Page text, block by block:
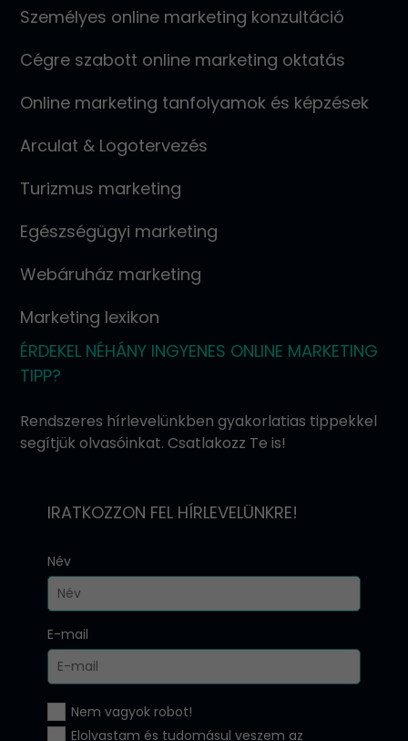
Személyes online marketing konzultáció
Cégre szabott online marketing oktatás
Online marketing tanfolyamok és képzések
Arculat & Logotervezés
Turizmus marketing
Egészségügyi marketing
Webáruház marketing
Marketing lexikon
ÉRDEKEL NÉHÁNY INGYENES ONLINE MARKETING
TIPP?
Rendszeres hírlevelünkben gyakorlatias tippekkel
segítjük olvasóinkat. Csatlakozz Te is!
IRATKOZZON FEL HÍRLEVELÜNKRE!
Név
E-mail
Nem vagyok robot!
Elolvastam és tudomásul veszem az